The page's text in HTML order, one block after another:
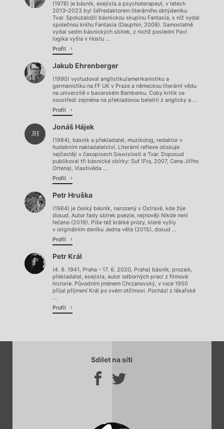
(1978) je básník, esejista a psychoterapeut, v letech
2013–2023 byl šéfredaktorem literárního obtýdeníku
Tvar. Spoluzaložil básnickou skupinu Fantasía, s níž vydal
společnou knihu Fantasía (Dauphin, 2008). Samostatně
vydal sedm básnických sbírek, z nichž poslední Paví
logika vyšla v Hostu ...
Profil
Jakub Ehrenberger
(1990) vystudoval anglistiku/amerikanistiku a
germanistiku na FF UK v Praze a německou literární vědu
na univerzitě v bavorském Bamberku. Coby kritik se
soustředí zejména na překladovou beletrii z anglicky a ...
Profil
JH
Jonáš Hájek
(1984), básník a překladatel, muzikolog, redaktor v
hudebním nakladatelství. Literární reflexe otiskuje
nejčastěji v časopisech Souvislosti a Tvar. Doposud
publikoval tři básnické sbírky: Suť (Fra, 2007, Cena Jiřího
Ortena), Vlastivěda ...
Profil
Petr Hruška
(1964) je český básník, narozený v Ostravě, kde žije
dosud. Autor řady sbírek poezie, nejnověji Nikde není
řečeno (2019). Píše též krátké prózy, které vyšly
v originálním deníku Jedna věta (2015), dosud ...
Profil
Petr Král
(4. 9. 1941, Praha – 17. 6. 2020, Praha) básník, prozaik,
překladatel, esejista, autor odborných prací z filmové
historie. Původním jménem Chrzanovský, v roce 1950
přijal příjmení Král po svém otčímovi. Pochází z lékařské
...
Profil
Sdílet na síti